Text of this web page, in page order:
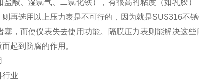
酸、湿氯气、二氯化铁），有很高的粘度（如乳胶
再选用以上压力表是不可行的，因为就是SUS316不
，而使仪表失去使用功能。隔膜压力表则能解决这
起到防腐的作用。
行业